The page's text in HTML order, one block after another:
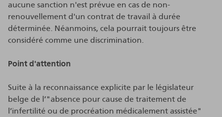
aucune sanction n'est prévue en cas de non-
renouvellement d'un contrat de travail à durée
déterminée. Néanmoins, cela pourrait toujours être
considéré comme une discrimination.
Point d'attention
Suite à la reconnaissance explicite par le législateur
belge de l’"absence pour cause de traitement de
l’infertilité ou de procréation médicalement assistée"